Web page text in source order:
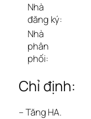
Nhà
đăng ký:
Nhà
phân
phối:
Chỉ định:
– Tăng HA.